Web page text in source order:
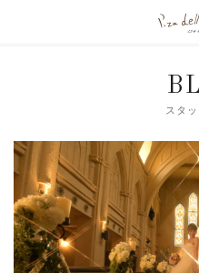
スタ